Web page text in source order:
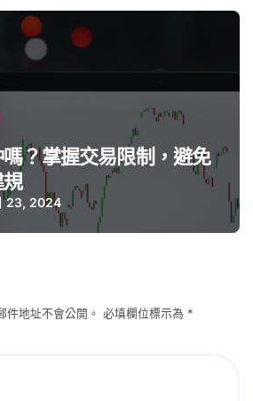
？掌握交易限制，避免
23, 2024
件地址不會公開。 必填欄位標示為 *